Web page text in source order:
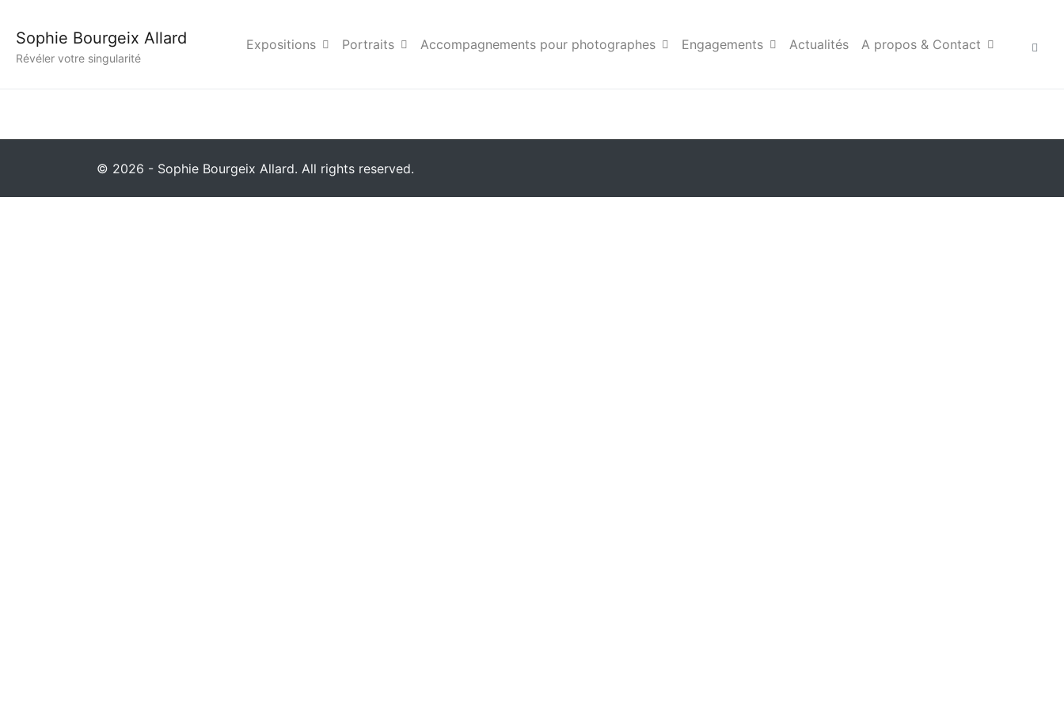
Sophie Bourgeix Allard
Révéler votre singularité
Expositions Portraits Accompagnements pour photographes Engagements Actualités A propos & Contact
04photo_famille_Aix_en_provence
© 2026 - Sophie Bourgeix Allard. All rights reserved.